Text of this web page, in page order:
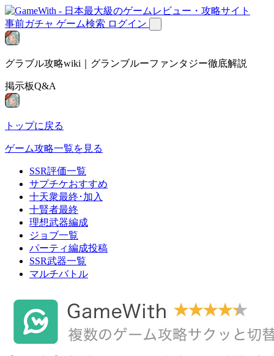
事前ガチャ ゲーム検索 ログイン
グラブル攻略wiki｜グランブルーファンタジー徹底解説
掲示板Q&A
トップに戻る
ゲーム攻略一覧を見る
SSR評価一覧
サプチケおすすめ
十天衆最終･加入
十賢者最終
理想武器編成
ジョブ一覧
パーティ編成投稿
SSR武器一覧
マルチバトル